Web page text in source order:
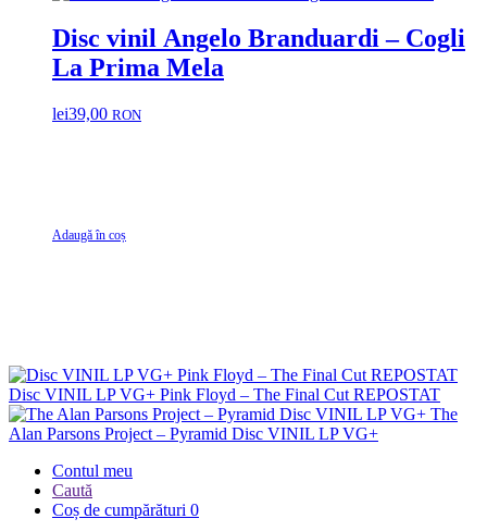
Disc vinil Angelo Branduardi – Cogli
La Prima Mela
lei39,00 RON
Adaugă în coș
Disc VINIL LP VG+ Pink Floyd – The Final Cut REPOSTAT
The
Alan Parsons Project – Pyramid Disc VINIL LP VG+
Contul meu
Caută
Coș de cumpărături 0